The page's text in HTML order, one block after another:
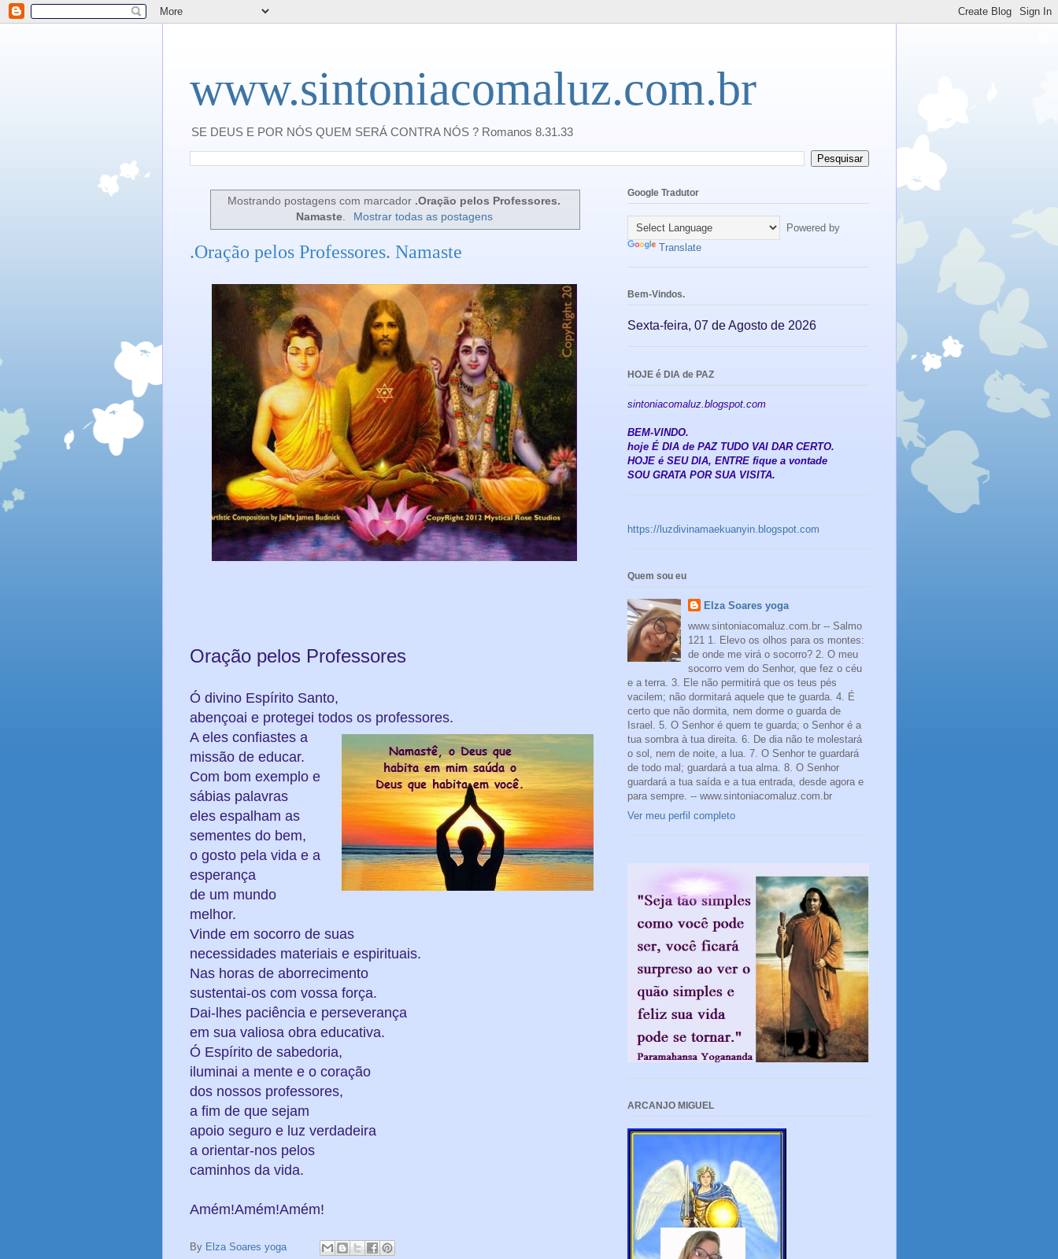
www.sintoniacomaluz.com.br
SE DEUS E POR NÓS QUEM SERÁ CONTRA NÓS ? Romanos 8.31.33
Mostrando postagens com marcador .Oração pelos Professores.
Namaste. Mostrar todas as postagens
.Oração pelos Professores. Namaste
Oração pelos Professores
Ó divino Espírito Santo,
abençoai e protegei todos os professores.
A eles confiastes a
missão de educar.
Com bom exemplo e
sábias palavras
eles espalham as
sementes do bem,
o gosto pela vida e a
esperança
de um mundo
melhor.
Vinde em socorro de suas
necessidades materiais e espirituais.
Nas horas de aborrecimento
sustentai-os com vossa força.
Dai-lhes paciência e perseverança
em sua valiosa obra educativa.
Ó Espírito de sabedoria,
iluminai a mente e o coração
dos nossos professores,
a fim de que sejam
apoio seguro e luz verdadeira
a orientar-nos pelos
caminhos da vida.
Amém!Amém!Amém!
By Elza Soares yoga
Google Tradutor
Powered by
Translate
Bem-Vindos.
Sexta-feira, 07 de Agosto de 2026
HOJE é DIA de PAZ
sintoniacomaluz.blogspot.com
BEM-VINDO.
hoje É DIA de PAZ TUDO VAI DAR CERTO.
HOJE é SEU DIA, ENTRE fique a vontade
SOU GRATA POR SUA VISITA.
https://luzdivinamaekuanyin.blogspot.com
Quem sou eu
Elza Soares yoga
www.sintoniacomaluz.com.br -- Salmo
121 1. Elevo os olhos para os montes:
de onde me virá o socorro? 2. O meu
socorro vem do Senhor, que fez o céu
e a terra. 3. Ele não permitirá que os teus pés
vacilem; não dormitará aquele que te guarda. 4. É
certo que não dormita, nem dorme o guarda de
Israel. 5. O Senhor é quem te guarda; o Senhor é a
tua sombra à tua direita. 6. De dia não te molestará
o sol, nem de noite, a lua. 7. O Senhor te guardará
de todo mal; guardará a tua alma. 8. O Senhor
guardará a tua saída e a tua entrada, desde agora e
para sempre. -- www.sintoniacomaluz.com.br
Ver meu perfil completo
ARCANJO MIGUEL